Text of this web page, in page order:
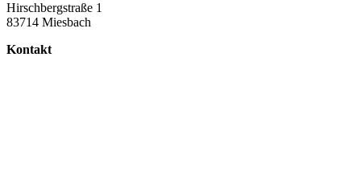
Hirschbergstraße 1
83714 Miesbach
Kontakt